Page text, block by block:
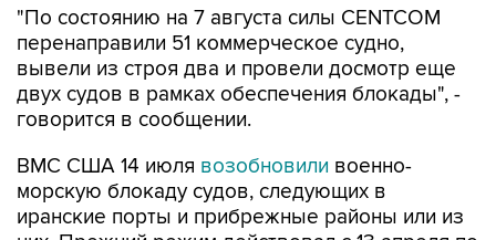
вывели из строя два и провели досмотр еще
двух судов в рамках обеспечения блокады", -
говорится в сообщении.
ВМС США 14 июлявозобновили
иранские порты и прибрежные районы или из
них. Прежний режим действовал с 13 апреля по
18 июня.